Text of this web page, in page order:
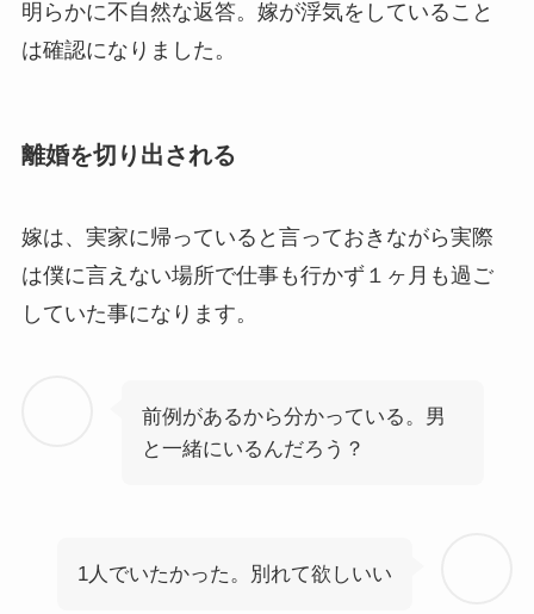
明らかに不自然な返答。嫁が浮気をしていること
は確認になりました。
離婚を切り出される
嫁は、実家に帰っていると言っておきながら実際
は僕に言えない場所で仕事も行かず１ヶ月も過ご
していた事になります。
前例があるから分かっている。男
と一緒にいるんだろう？
1人でいたかった。別れて欲しいい